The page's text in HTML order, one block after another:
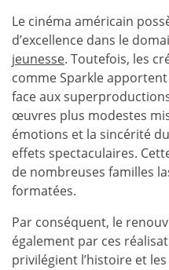
Le cinéma américain
d’excellence dans le
jeunesse. Toutefois, les
comme Sparkle
face aux
œuvres plus modestes
émotions et la sincérité
effets spectaculaires.
de nombreuses familles
formatées.
Par conséquent, le
également par ces
privilégient l’histoire et